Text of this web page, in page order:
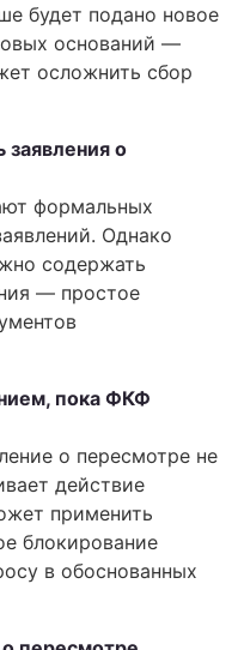
будет подано новое
оснований —
осложнить сбор
о
формальных
Однако
содержать
— простое
пока ФКФ
о пересмотре не
действие
применить
блокирование
в обоснованных